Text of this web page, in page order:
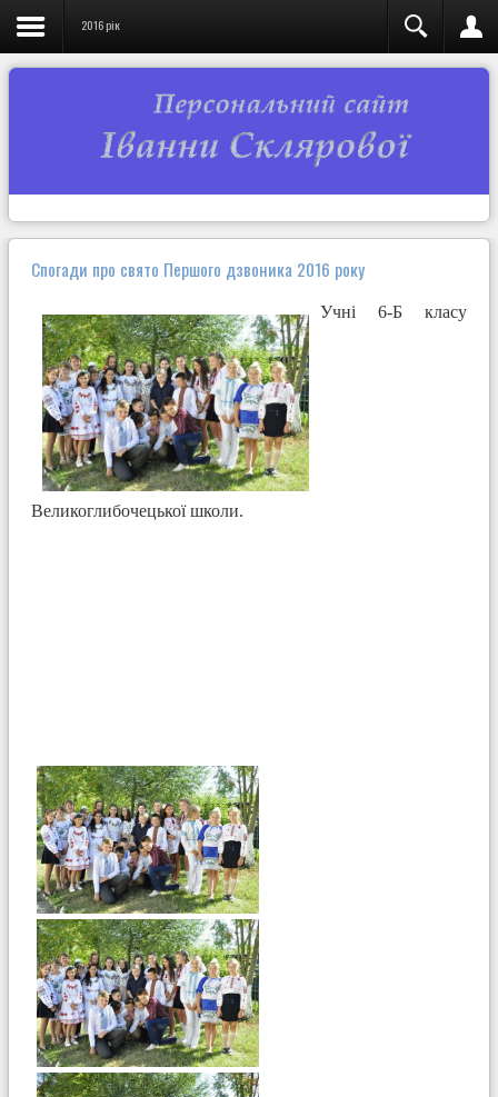
2016 рік
Спогади про свято Першого дзвоника 2016 року
Учні 6-Б класу
Великоглибочецької школи.